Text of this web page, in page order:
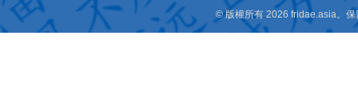
© 版權所有 2026 fridae.asia。